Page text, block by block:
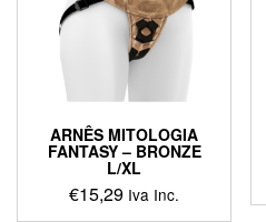
ARNÊS MITOLOGIA
FANTASY – BRONZE
L/XL
€15,29 Iva Inc.